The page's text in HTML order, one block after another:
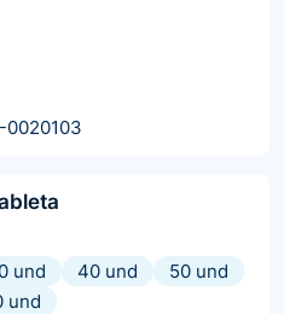
0020103
und 40 und
50 und
und